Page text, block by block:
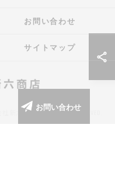
お問い合わせ
お問い合わせ
サイトマップ
商店 ALL RIGHTS RESERVED.